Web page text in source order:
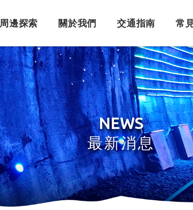
購票須知 訂票系統
周邊探索 關於我們
角色介紹 車體設計
交通指南
自行開車
常
訂單問題 搭乘問題
NEWS
最新消息